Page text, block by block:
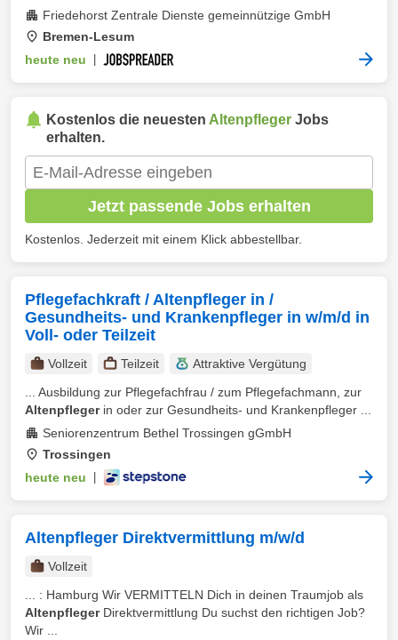
Friedehorst Zentrale Dienste gemeinnützige GmbH
Bremen-Lesum
heute neu
Kostenlos die neuesten Altenpfleger Jobs
erhalten.
Jetzt passende Jobs erhalten
Kostenlos. Jederzeit mit einem Klick abbestellbar.
Pflegefachkraft / Altenpfleger in /
Gesundheits- und Krankenpfleger in w/m/d in
Voll- oder Teilzeit
Vollzeit Teilzeit
Attraktive Vergütung
... Ausbildung zur Pflegefachfrau / zum Pflegefachmann, zur
Altenpflegerin oder zur Gesundheits- und Krankenpfleger ...
Seniorenzentrum Bethel Trossingen gGmbH
Trossingen
heute neu
Altenpfleger Direktvermittlung m/w/d
Vollzeit
... : Hamburg Wir VERMITTELN Dich in deinen Traumjob als
AltenpflegerDirektvermittlung Du suchst den richtigen Job?
Wir ...